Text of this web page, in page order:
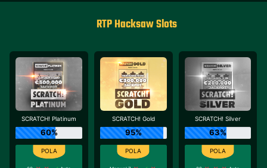
RTP Hacksaw Slots
SCRATCH! Platinum
60%
SCRATCH! Gold
95%
SCRATCH! Silver
63%